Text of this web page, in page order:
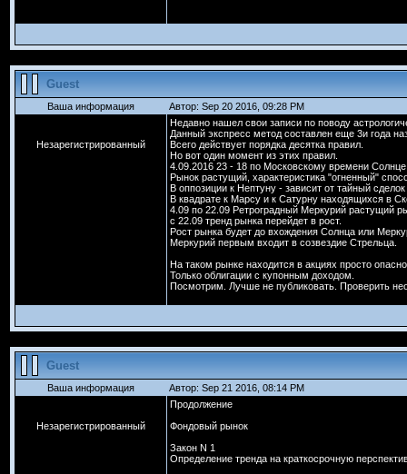
Guest
Ваша информация Автор: Sep 20 2016, 09:28 PM
Незарегистрированный
Недавно нашел свои записи по поводу
Данный экспресс метод составлен еще 3и года
Всего действует порядка десятка правил.
Но вот один момент из этих правил.
4.09.2016 23 - 18 по Московскому времени
Рынок растущий, характеристика "огненный"
В оппозиции к Нептуну - зависит от тайный
В квадрате к Марсу и к Сатурну находящихся в
4.09 по 22.09 Ретроградный Меркурий растущий
с 22.09 тренд рынка перейдет в рост.
Рост рынка будет до вхождения Солнца или
Меркурий первым входит в созвездие Стрельца.
На таком рынке находится в акциях просто
Только облигации с купонным доходом.
Посмотрим. Лучше не публиковать. Проверить
Guest
Ваша информация Автор: Sep 21 2016, 08:14 PM
Незарегистрированный
Продолжение
Фондовый рынок
Закон N 1
Определение тренда на краткосрочную